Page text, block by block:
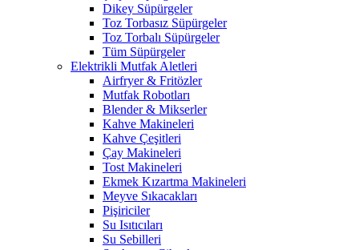
Dikey Süpürgeler
Toz Torbasız Süpürgeler
Toz Torbalı Süpürgeler
Tüm Süpürgeler
Elektrikli Mutfak Aletleri
Airfryer & Fritözler
Mutfak Robotları
Blender & Mikserler
Kahve Makineleri
Kahve Çeşitleri
Çay Makineleri
Tost Makineleri
Ekmek Kızartma Makineleri
Meyve Sıkacakları
Pişiriciler
Su Isıtıcıları
Su Sebilleri